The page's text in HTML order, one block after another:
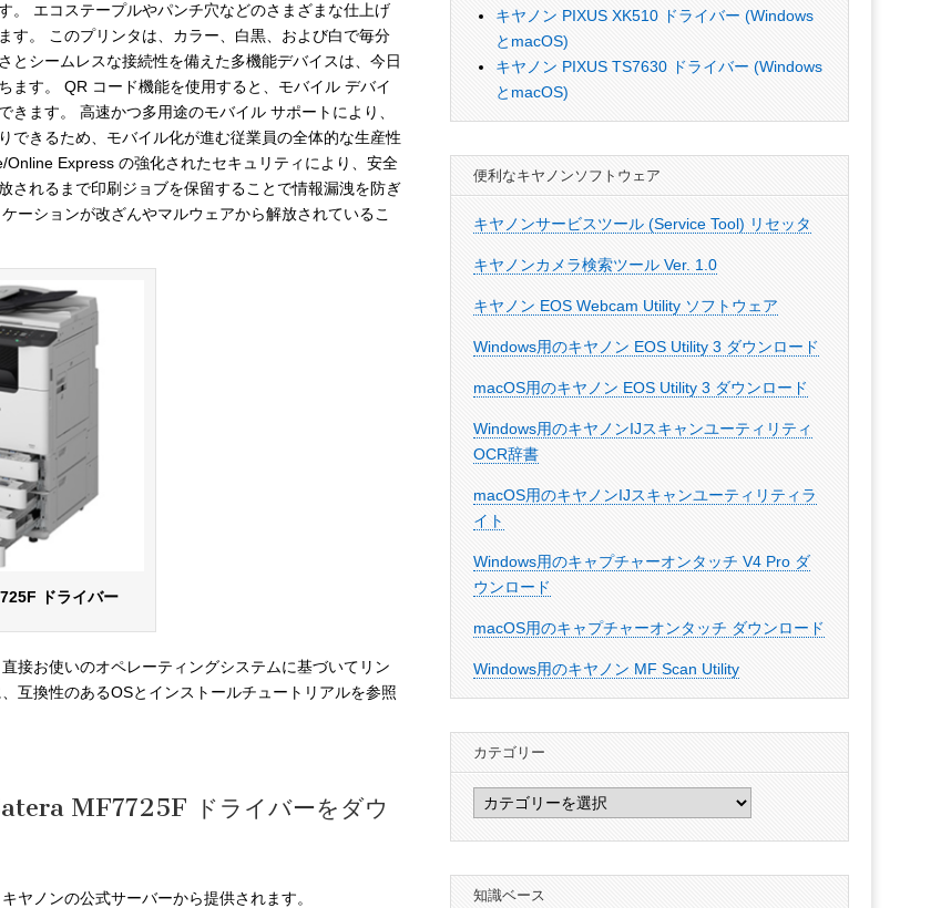
。 エコステープルやパンチ穴などのさまざまな仕上げ
す。 このプリンタは、カラー、白黒、および白で毎分
シームレスな接続性を備えた多機能デバイスは、今日
ます。 QR コード機能を使用すると、モバイル デバイ
ます。 高速かつ多用途のモバイル サポートにより、
できるため、モバイル化が進む従業員の全体的な生産性
Express の強化されたセキュリティにより、安全
されるまで印刷ジョブを保留することで情報漏洩を防ぎ
ーションが改ざんやマルウェアから解放されているこ
ドライバー
接お使いのオペレーティングシステムに基づいてリン
互換性のあるOSとインストールチュートリアルを参照
MF7725F ドライバーをダウ
ヤノンの公式サーバーから提供されます。
キヤノン PIXUS XK510 ドライバー (Windows
とmacOS)
キヤノン PIXUS TS7630 ドライバー (Windows
とmacOS)
便利なキヤノンソフトウェア
キヤノンサービスツール (Service Tool) リセッタ
キヤノンカメラ検索ツール Ver. 1.0
キヤノン EOS Webcam Utility ソフトウェア
Windows用のキヤノン EOS Utility 3 ダウンロード
macOS用のキヤノン EOS Utility 3 ダウンロード
Windows用のキヤノンIJスキャンユーティリティ
OCR辞書
macOS用のキヤノンIJスキャンユーティリティラ
イト
Windows用のキャプチャーオンタッチ V4 Pro ダ
ウンロード
macOS用のキャプチャーオンタッチ ダウンロード
Windows用のキヤノン MF Scan Utility
カテゴリー
リ
知識ベース